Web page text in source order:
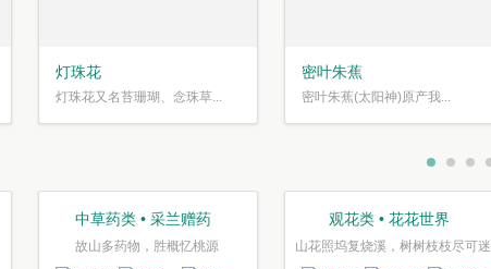
灯珠花
灯珠花又名苔珊瑚、念珠草...
密叶朱蕉
密叶朱蕉(太阳神)原产我...
中草药类 • 采兰赠药
故山多药物，胜概忆桃源
观花类 • 花花世界
山花照坞复烧溪，树树枝枝尽可迷